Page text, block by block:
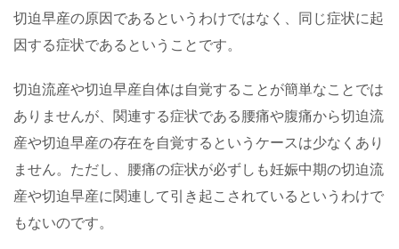
切迫早産の原因であるというわけではなく、同じ症状に起
因する症状であるということです。
切迫流産や切迫早産自体は自覚することが簡単なことでは
ありませんが、関連する症状である腰痛や腹痛から切迫流
産や切迫早産の存在を自覚するというケースは少なくあり
ません。ただし、腰痛の症状が必ずしも妊娠中期の切迫流
産や切迫早産に関連して引き起こされているというわけで
もないのです。